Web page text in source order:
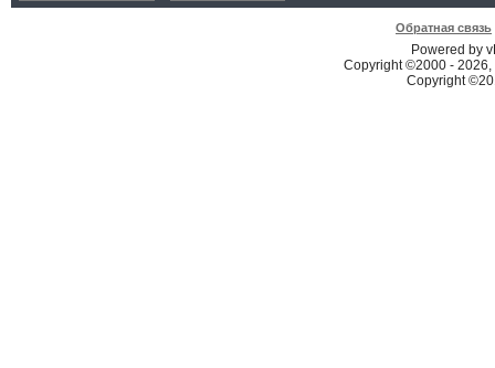
Обратная связь
Powered by
Copyright ©2000 -
Copyright